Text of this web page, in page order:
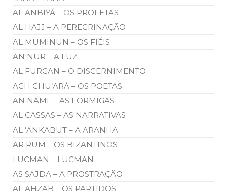
AL ANBIYÁ – OS PROFETAS
AL HAJJ – A PEREGRINAÇÃO
AL MUMINUN – OS FIÉIS
AN NUR – A LUZ
AL FURCAN – O DISCERNIMENTO
ACH CHU’ARÁ – OS POETAS
AN NAML – AS FORMIGAS
AL CASSAS – AS NARRATIVAS
AL ‘ANKABUT – A ARANHA
AR RUM – OS BIZANTINOS
LUCMAN – LUCMAN
AS SAJDA – A PROSTRAÇÃO
AL AHZAB – OS PARTIDOS